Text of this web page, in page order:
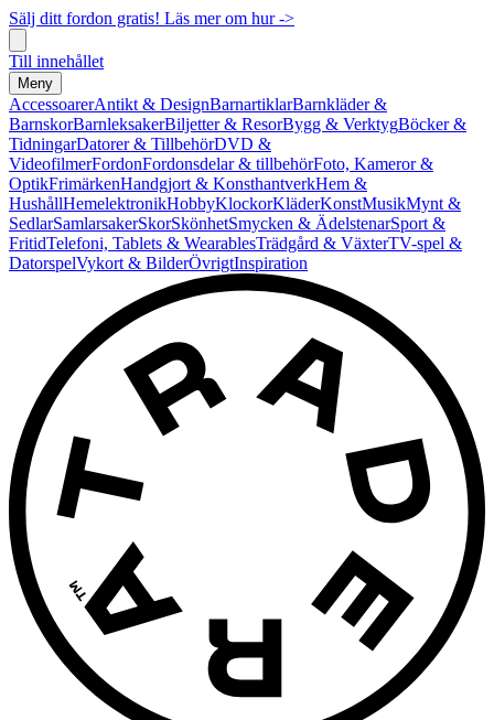
Sälj ditt fordon gratis! Läs mer om hur ->
Till innehållet
Meny
AccessoarerAntikt & DesignBarnartiklarBarnkläder &
BarnskorBarnleksakerBiljetter & ResorBygg & VerktygBöcker &
TidningarDatorer & TillbehörDVD &
VideofilmerFordonFordonsdelar & tillbehörFoto, Kameror &
OptikFrimärkenHandgjort & KonsthantverkHem &
HushållHemelektronikHobbyKlockorKläderKonstMusikMynt &
SedlarSamlarsakerSkorSkönhetSmycken & ÄdelstenarSport &
FritidTelefoni, Tablets & WearablesTrädgård & VäxterTV-spel &
DatorspelVykort & BilderÖvrigtInspiration